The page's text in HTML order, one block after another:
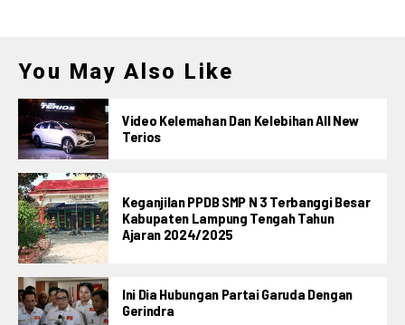
You May Also Like
Video Kelemahan Dan Kelebihan All New
Terios
Keganjilan PPDB SMP N 3 Terbanggi Besar
Kabupaten Lampung Tengah Tahun
Ajaran 2024/2025
Ini Dia Hubungan Partai Garuda Dengan
Gerindra